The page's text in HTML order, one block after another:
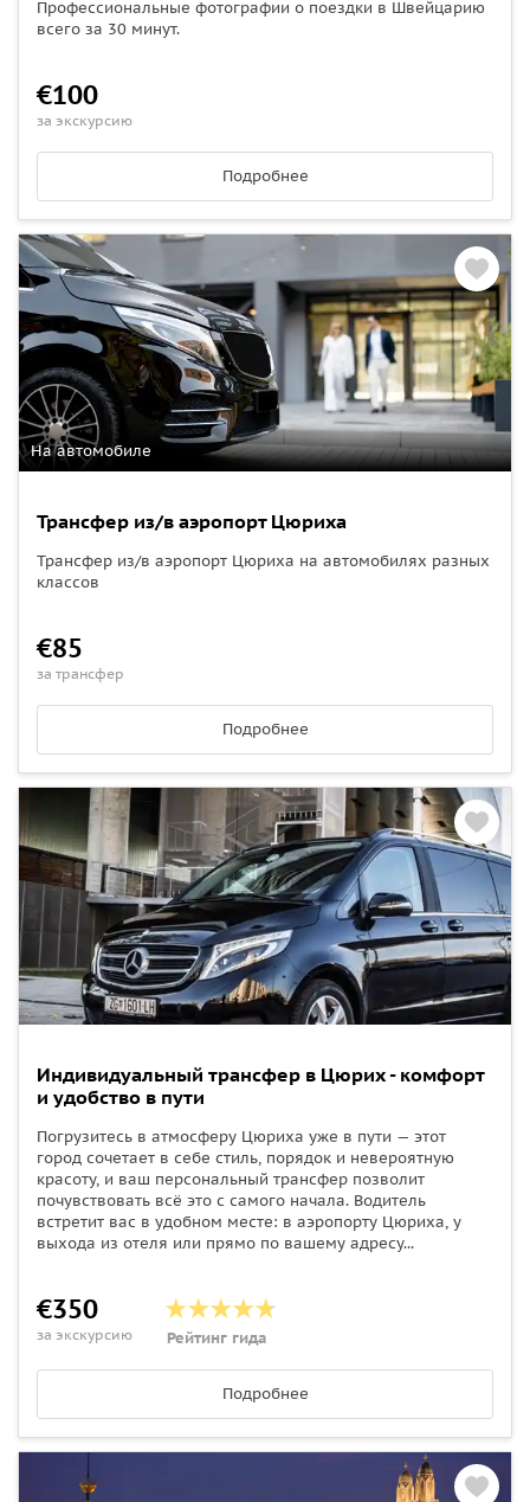
Профессиональные фотографии о поездки в Швейцарию
всего за 30 минут.
€100
за экскурсию
Подробнее
На автомобиле
Трансфер из/в аэропорт Цюриха
Трансфер из/в аэропорт Цюриха на автомобилях разных
классов
€85
за трансфер
Подробнее
Индивидуальный трансфер в Цюрих - комфорт
и удобство в пути
Погрузитесь в атмосферу Цюриха уже в пути — этот
город сочетает в себе стиль, порядок и невероятную
красоту, и ваш персональный трансфер позволит
почувствовать всё это с самого начала. Водитель
встретит вас в удобном месте: в аэропорту Цюриха, у
выхода из отеля или прямо по вашему адресу...
€350
за экскурсию Рейтинг гида
Подробнее